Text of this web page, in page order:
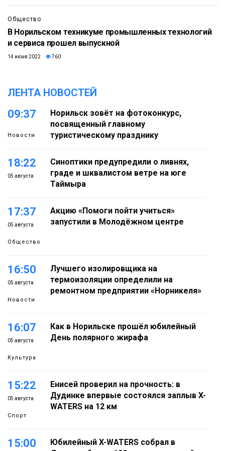
Общество
В Норильском техникуме промышленных технологий
и сервиса прошел выпускной
14 июня 2022 760
ЛЕНТА НОВОСТЕЙ
09:37
Новости
Норильск зовёт на фотоконкурс,
посвященный главному
туристическому празднику
18:22
05 августа
Синоптики предупредили о ливнях,
граде и шквалистом ветре на юге
Таймыра
17:37
05 августа
Общество
Акцию «Помоги пойти учиться»
запустили в Молодёжном центре
16:50
05 августа
Новости
Лучшего изолировщика на
термоизоляции определили на
ремонтном предприятии «Норникеля»
16:07
05 августа
Культура
Как в Норильске прошёл юбилейный
День полярного жирафа
15:22
05 августа
Спорт
Енисей проверил на прочность: в
Дудинке впервые состоялся заплыв X-
WATERS на 12 км
15:00
Юбилейный X-WATERS собрал в